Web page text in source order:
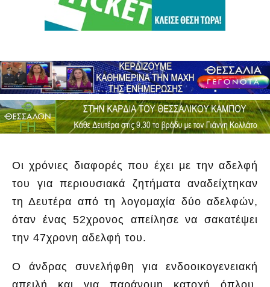
Οι χρόνιες διαφορές που έχει με την αδελφή
του για περιουσιακά ζητήματα αναδείχτηκαν
τη Δευτέρα από τη λογομαχία δύο αδελφών,
όταν ένας 52χρονος απείλησε να σακατέψει
την 47χρονη αδελφή του.
Ο άνδρας συνελήφθη για ενδοοικογενειακή
απειλή και για παράνομη κατοχή όπλου,